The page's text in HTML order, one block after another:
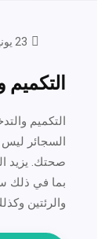
التكميم
التكميم
السجائر ليس
صحتك. يزيد
بما في ذلك
والرئتين